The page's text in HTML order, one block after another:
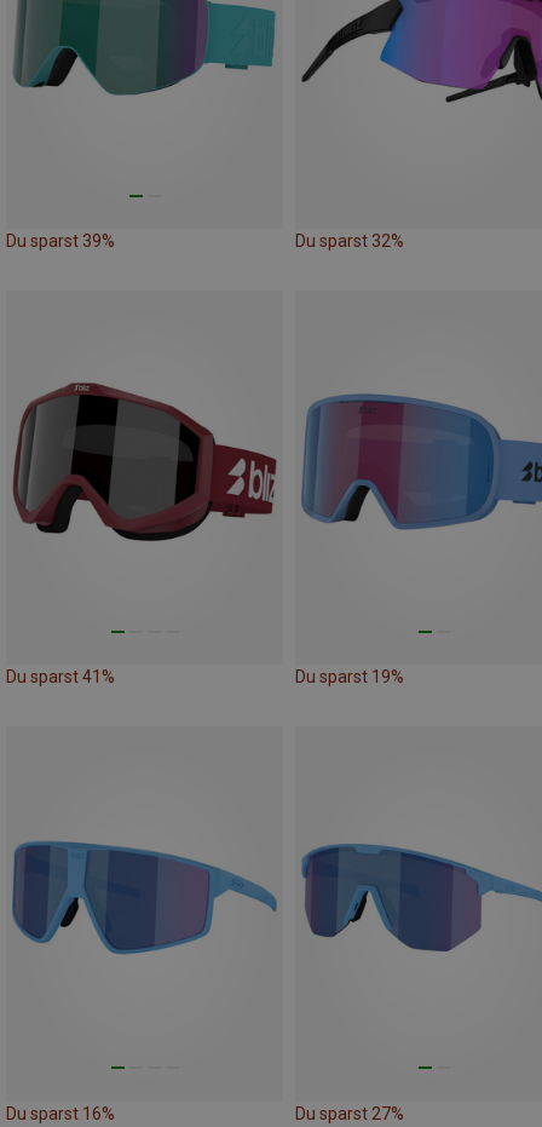
Du sparst 39% Du sparst 32%
Du sparst 41% Du sparst 19%
Du sparst 16% Du sparst 27%